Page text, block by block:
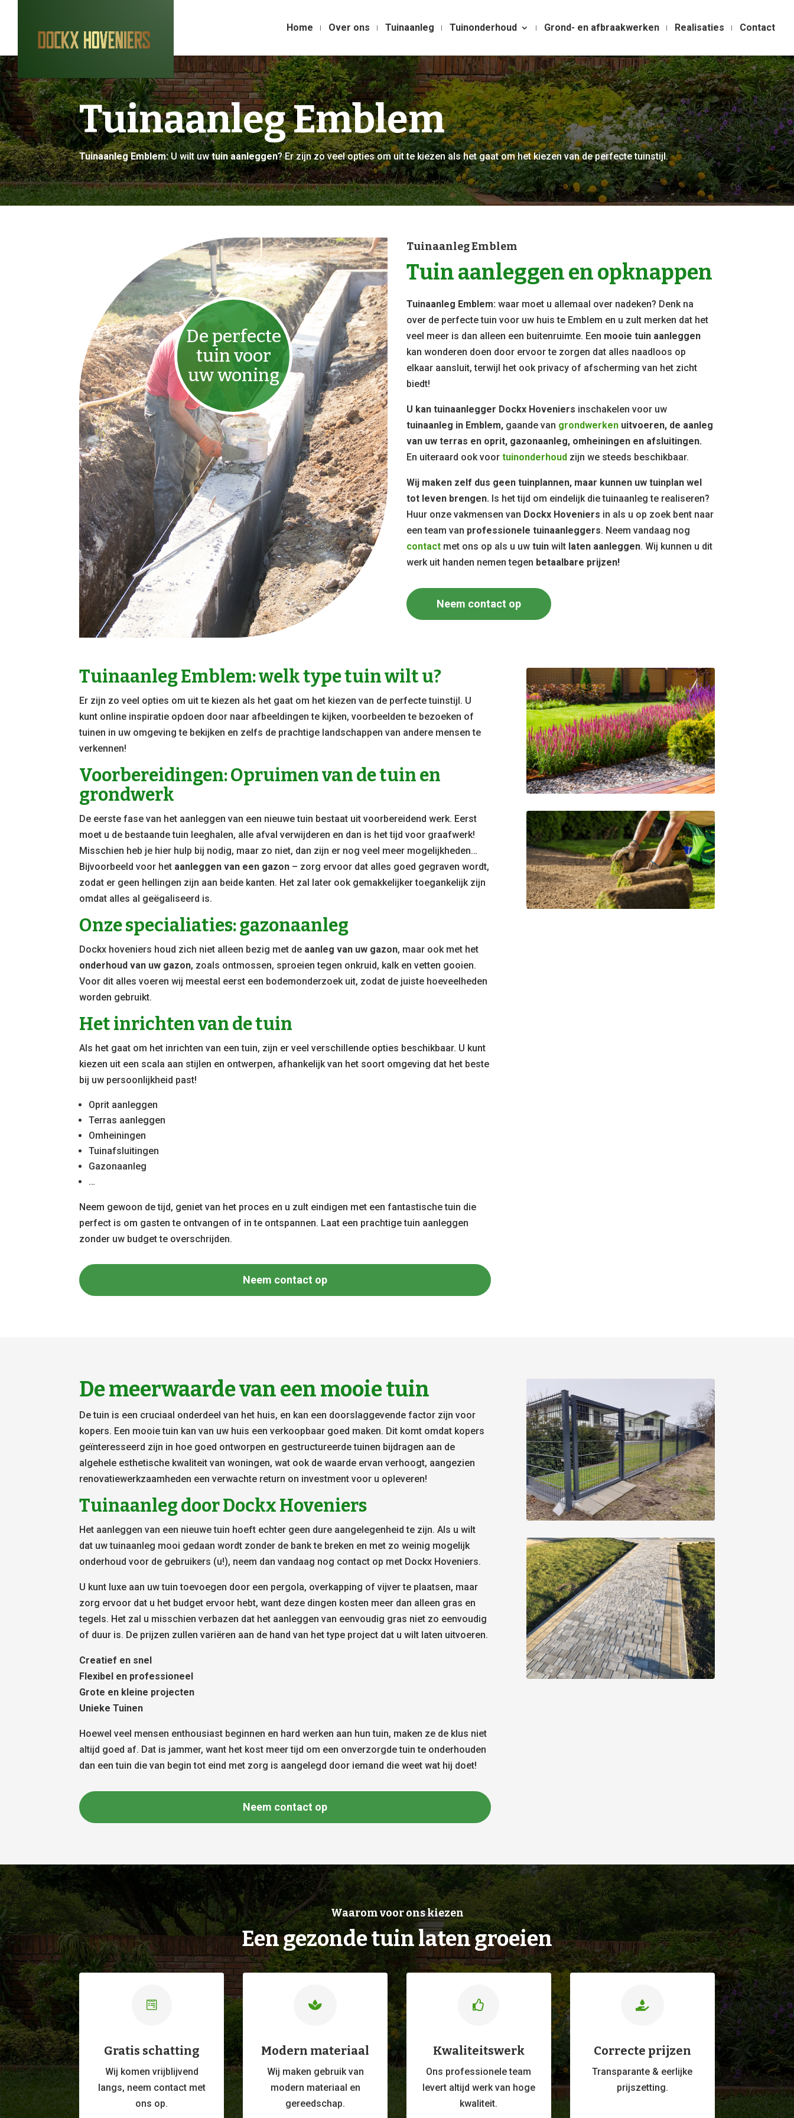
Home Over ons Tuinaanleg Tuinonderhoud Grond- en afbraakwerken Realisaties Contact
Tuinaanleg Emblem
Tuinaanleg Emblem:U wilt uwtuin aanleggen? Er zijn zo veel opties om uit te kiezen als het gaat om het kiezen van de perfecte tuinstijl.
De perfecte
tuin voor
uw woning
Tuinaanleg Emblem
Tuin aanleggen en opknappen
Tuinaanleg Emblem: waar moet u allemaal over nadeken? Denk na
over de perfecte tuin voor uw huis te Emblem en u zult merken dat het
veel meer is dan alleen een buitenruimte. Een mooie tuin aanleggen
kan wonderen doen door ervoor te zorgen dat alles naadloos op
elkaar aansluit, terwijl het ook privacy of afscherming van het zicht
biedt!
U kan tuinaanlegger Dockx Hoveniers inschakelen voor uw
tuinaanleg in Emblem, gaande van grondwerken uitvoeren, de aanleg
van uw terras en oprit, gazonaanleg, omheiningen en afsluitingen.
En uiteraard ook voortuinonderhoud zijn we steeds beschikbaar.
Wij maken zelf dus geen tuinplannen, maar kunnen uw tuinplan wel
tot leven brengen. Is het tijd om eindelijk die tuinaanleg te realiseren?
Huur onze vakmensen van Dockx Hoveniers in als u op zoek bent naar
een team van professionele tuinaanleggers. Neem vandaag nog
contact met ons op als u uwtuin wilt laten aanleggen. Wij kunnen u dit
werk uit handen nemen tegen betaalbare prijzen!
Neem contact op
Tuinaanleg Emblem: welk type tuin wilt u?
Er zijn zo veel opties om uit te kiezen als het gaat om het kiezen van de perfecte tuinstijl. U
kunt online inspiratie opdoen door naar afbeeldingen te kijken, voorbeelden te bezoeken of
tuinen in uw omgeving te bekijken en zelfs de prachtige landschappen van andere mensen te
verkennen!
Voorbereidingen: Opruimen van de tuin en
grondwerk
De eerste fase van het aanleggen van een nieuwe tuin bestaat uit voorbereidend werk. Eerst
moet u de bestaande tuin leeghalen, alle afval verwijderen en dan is het tijd voor graafwerk!
Misschien heb je hier hulp bij nodig, maar zo niet, dan zijn er nog veel meer mogelijkheden…
Bijvoorbeeld voor het aanleggen van een gazon – zorg ervoor dat alles goed gegraven wordt,
zodat er geen hellingen zijn aan beide kanten. Het zal later ook gemakkelijker toegankelijk zijn
omdat alles al geëgaliseerd is.
Onze specialiaties: gazonaanleg
Dockx hoveniers houd zich niet alleen bezig met de aanleg van uw gazon, maar ook met het
onderhoud van uw gazon, zoals ontmossen, sproeien tegen onkruid, kalk en vetten gooien.
Voor dit alles voeren wij meestal eerst een bodemonderzoek uit, zodat de juiste hoeveelheden
worden gebruikt.
Het inrichten van de tuin
Als het gaat om het inrichten van een tuin, zijn er veel verschillende opties beschikbaar. U kunt
kiezen uit een scala aan stijlen en ontwerpen, afhankelijk van het soort omgeving dat het beste
bij uw persoonlijkheid past!
Oprit aanleggen
Terras aanleggen
Omheiningen
Tuinafsluitingen
Gazonaanleg
…
Neem gewoon de tijd, geniet van het proces en u zult eindigen met een fantastische tuin die
perfect is om gasten te ontvangen of in te ontspannen. Laat een prachtige tuin aanleggen
zonder uw budget te overschrijden.
Neem contact op
De meerwaarde van een mooie tuin
De tuin is een cruciaal onderdeel van het huis, en kan een doorslaggevende factor zijn voor
kopers. Een mooie tuin kan van uw huis een verkoopbaar goed maken. Dit komt omdat kopers
geïnteresseerd zijn in hoe goed ontworpen en gestructureerde tuinen bijdragen aan de
algehele esthetische kwaliteit van woningen, wat ook de waarde ervan verhoogt, aangezien
renovatiewerkzaamheden een verwachte return on investment voor u opleveren!
Tuinaanleg door Dockx Hoveniers
Het aanleggen van een nieuwe tuin hoeft echter geen dure aangelegenheid te zijn. Als u wilt
dat uw tuinaanleg mooi gedaan wordt zonder de bank te breken en met zo weinig mogelijk
onderhoud voor de gebruikers (u!), neem dan vandaag nog contact op met Dockx Hoveniers.
U kunt luxe aan uw tuin toevoegen door een pergola, overkapping of vijver te plaatsen, maar
zorg ervoor dat u het budget ervoor hebt, want deze dingen kosten meer dan alleen gras en
tegels. Het zal u misschien verbazen dat het aanleggen van eenvoudig gras niet zo eenvoudig
of duur is. De prijzen zullen variëren aan de hand van het type project dat u wilt laten uitvoeren.
Creatief en snel
Flexibel en professioneel
Grote en kleine projecten
Unieke Tuinen
Hoewel veel mensen enthousiast beginnen en hard werken aan hun tuin, maken ze de klus niet
altijd goed af. Dat is jammer, want het kost meer tijd om een onverzorgde tuin te onderhouden
dan een tuin die van begin tot eind met zorg is aangelegd door iemand die weet wat hij doet!
Neem contact op
Waarom voor ons kiezen
Een gezonde tuin laten groeien

Gratis schatting
Wij komen vrijblijvend
langs, neem contact met
ons op.

Modern materiaal
Wij maken gebruik van
modern materiaal en
gereedschap.

Kwaliteitswerk
Ons professioneleteam
levert altijd werk van hoge
kwaliteit.

Correcte prijzen
Transparante & eerlijke
prijszetting.